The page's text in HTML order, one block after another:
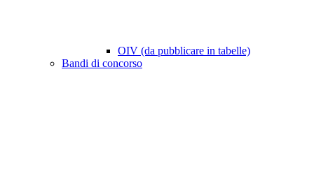
OIV (da pubblicare in tabelle)
Bandi di concorso